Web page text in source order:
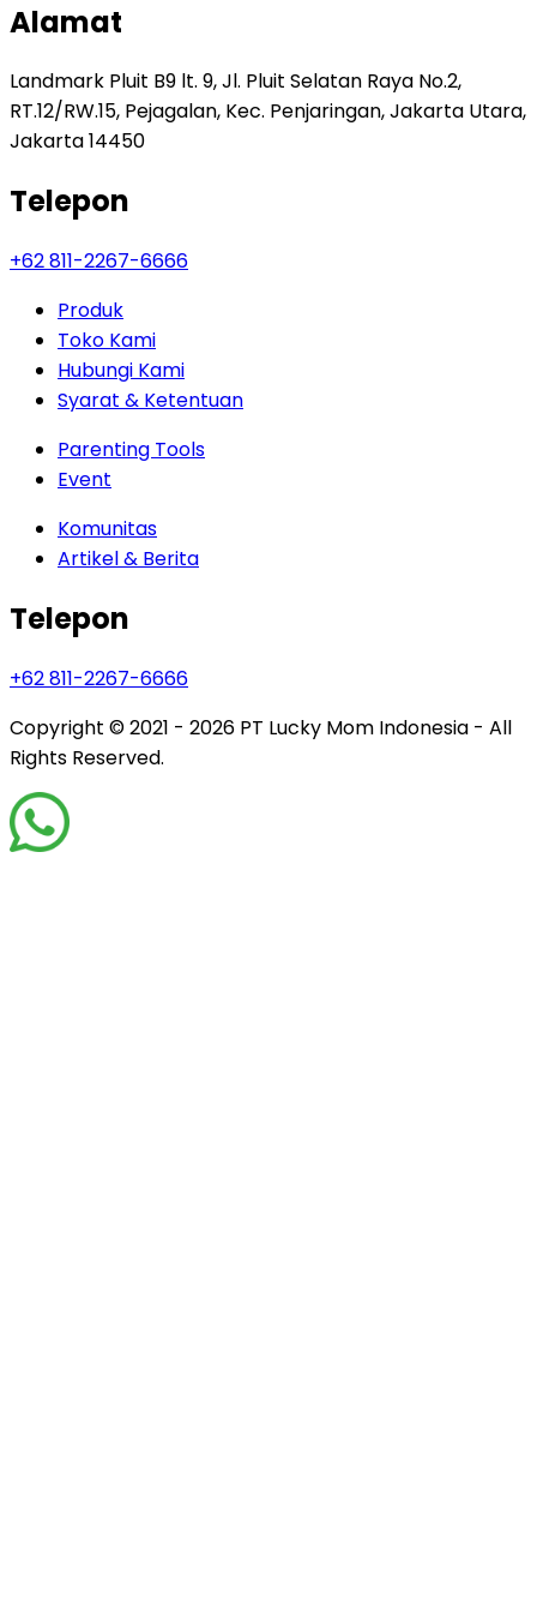
Alamat
Landmark Pluit B9 lt. 9, Jl. Pluit Selatan Raya No.2,
RT.12/RW.15, Pejagalan, Kec. Penjaringan, Jakarta Utara,
Jakarta 14450
Telepon
+62 811-2267-6666
Produk
Toko Kami
Hubungi Kami
Syarat & Ketentuan
Parenting Tools
Event
Komunitas
Artikel & Berita
Telepon
+62 811-2267-6666
Copyright © 2021 - 2026 PT Lucky Mom Indonesia - All
Rights Reserved.